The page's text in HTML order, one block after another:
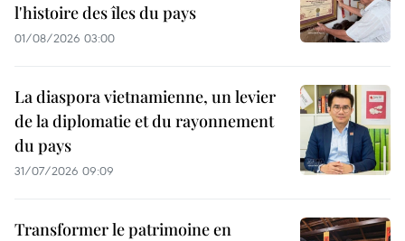
l'histoire des îles du pays
01/08/2026 03:00
La diaspora vietnamienne, un levier
de la diplomatie et du rayonnement
du pays
31/07/2026 09:09
Transformer le patrimoine en